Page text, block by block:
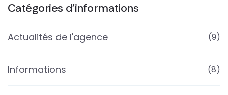
Catégories d’informations
Actualités de l'agence (9)
Informations (8)